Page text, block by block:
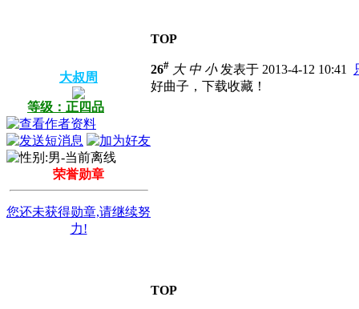
TOP
大叔周
等级：正四品
荣誉勋章
您还未获得勋章,请继续努
力!
26# 大 中 小发表于 2013-4-12 10:41
好曲子，下载收藏！
TOP